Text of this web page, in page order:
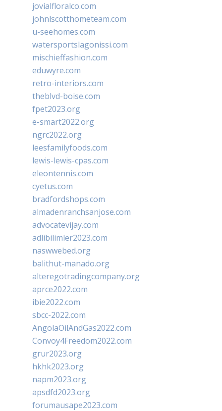
jovialfloralco.com
johnlscotthometeam.com
u-seehomes.com
watersportslagonissi.com
mischieffashion.com
eduwyre.com
retro-interiors.com
theblvd-boise.com
fpet2023.org
e-smart2022.org
ngrc2022.org
leesfamilyfoods.com
lewis-lewis-cpas.com
eleontennis.com
cyetus.com
bradfordshops.com
almadenranchsanjose.com
advocatevijay.com
adlibilimler2023.com
naswwebed.org
balithut-manado.org
alteregotradingcompany.org
aprce2022.com
ibie2022.com
sbcc-2022.com
AngolaOilAndGas2022.com
Convoy4Freedom2022.com
grur2023.org
hkhk2023.org
napm2023.org
apsdfd2023.org
forumausape2023.com